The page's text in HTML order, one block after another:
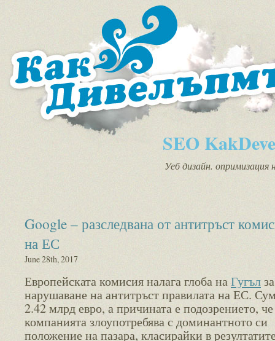
SEO
Уеб дизайн. опримизация
Google – разследвана от антитръст
на ЕС
June 28th, 2017
Европейската комисия налага глоба наГугълза
нарушаване на антитръст правилата на ЕС.
2.42 млрд евро, а причината е подозрението, че
компанията злоупотребява с доминантното си
положение на пазара, класирайки в